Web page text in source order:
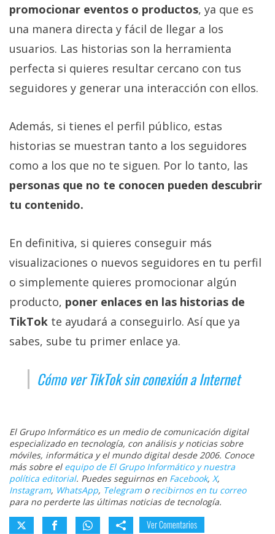
promocionar eventos o productos, ya que es
una manera directa y fácil de llegar a los
usuarios. Las historias son la herramienta
perfecta si quieres resultar cercano con tus
seguidores y generar una interacción con ellos.
Además, si tienes el perfil público, estas
historias se muestran tanto a los seguidores
como a los que no te siguen. Por lo tanto, las
personas que no te conocen pueden descubrir
tu contenido.
En definitiva, si quieres conseguir más
visualizaciones o nuevos seguidores en tu perfil
o simplemente quieres promocionar algún
producto, poner enlaces en las historias de
TikTok te ayudará a conseguirlo. Así que ya
sabes, sube tu primer enlace ya.
Cómo ver TikTok sin conexión a Internet
El Grupo Informático es un medio de comunicación digital
especializado en tecnología, con análisis y noticias sobre
móviles, informática y el mundo digital desde 2006. Conoce
más sobre el equipo de El Grupo Informático y nuestra
política editorial. Puedes seguirnos en Facebook, X,
Instagram, WhatsApp, Telegramo recibirnos en tu correo
para no perderte las últimas noticias de tecnología.
Ver Comentarios